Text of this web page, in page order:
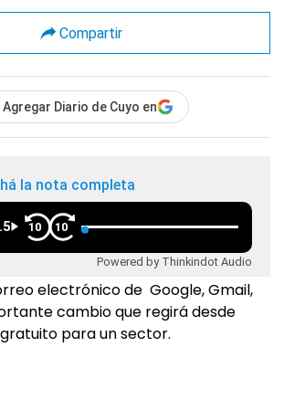
Compartir
Agregar Diario de Cuyo en
la nota completa
10 10
Powered by Thinkindot Audio
electrónico de Google, Gmail,
cambio que regirá desde
para un sector.